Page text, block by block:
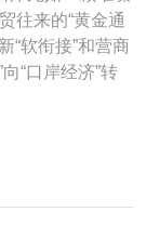
往来的“黄金通
“软衔接”和营商
“口岸经济”转